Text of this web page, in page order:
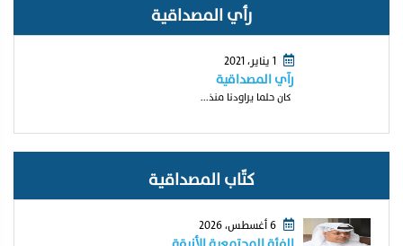
رأي المصداقية
1 يناير، 2021
رآي المصداقية
كان حلما يراودنا منذ...
كتّاب المصداقية
6 أغسطس، 2026